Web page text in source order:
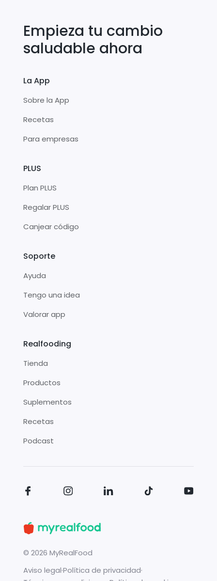
Empieza tu cambio
saludable ahora
La App
Sobre la App
Recetas
Para empresas
PLUS
Plan PLUS
Regalar PLUS
Canjear código
Soporte
Ayuda
Tengo una idea
Valorar app
Realfooding
Tienda
Productos
Suplementos
Recetas
Podcast
© 2026 MyRealFood
Aviso legal·Política de privacidad·